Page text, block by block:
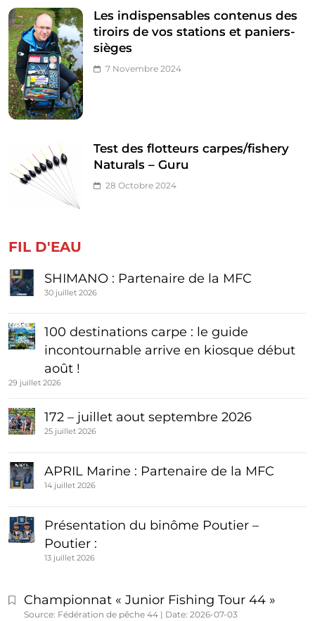
Les indispensables contenus des
tiroirs de vos stations et paniers-
sièges
7 Novembre 2024
Test des flotteurs carpes/fishery
Naturals – Guru
28 Octobre 2024
FIL D'EAU
SHIMANO : Partenaire de la MFC
30 juillet 2026
100 destinations carpe : le guide
incontournable arrive en kiosque début
août !
29 juillet 2026
172 – juillet aout septembre 2026
25 juillet 2026
APRIL Marine : Partenaire de la MFC
14 juillet 2026
Présentation du binôme Poutier –
Poutier :
13 juillet 2026
Championnat « Junior Fishing Tour 44 »
Source: Fédération de pêche 44 Date: 2026-07-03